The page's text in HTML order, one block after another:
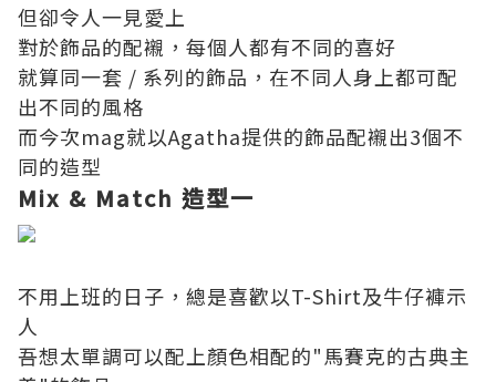
但卻令人一見愛上
對於飾品的配襯，每個人都有不同的喜好
就算同一套 / 系列的飾品，在不同人身上都可配
出不同的風格
而今次mag就以Agatha提供的飾品配襯出3個不
同的造型
Mix & Match 造型一
不用上班的日子，總是喜歡以T-Shirt及牛仔褲示
人
吾想太單調可以配上顏色相配的"馬賽克的古典主